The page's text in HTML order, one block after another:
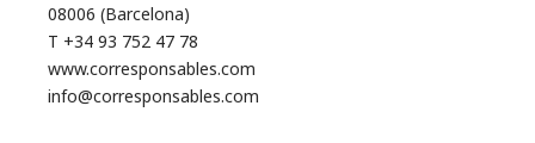
08006 (Barcelona)
T +34 93 752 47 78
www.corresponsables.com
info@corresponsables.com